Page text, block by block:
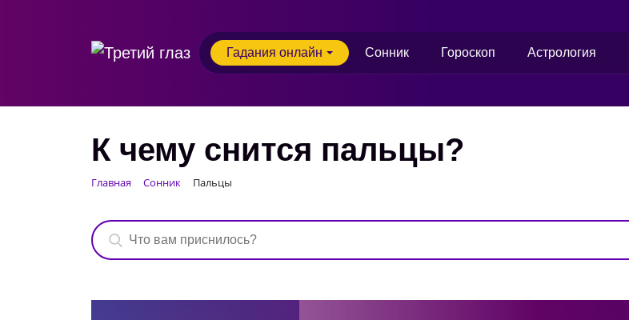
Гадания онлайн Сонник Гороскоп Астрология
К чему снится пальцы?
Главная Сонник Пальцы